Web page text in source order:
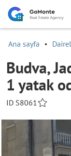
Ana sayfa
Budva,
1 yatak
ID S8061